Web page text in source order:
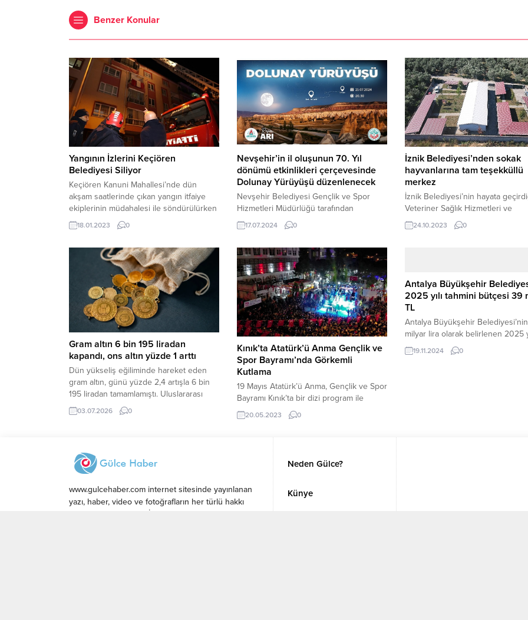
Benzer Konular
Yangının İzlerini Keçiören
Belediyesi Siliyor
Keçiören Kanuni Mahallesi’nde dün
akşam saatlerinde çıkan yangın itfaiye
ekiplerinin müdahalesi ile söndürülürken
olay yerine ilk gelenlerden Keçiören
Belediye Başkanı Turgut Altınok
geçmiş olsun dileklerini ileten Altınok
temizlik ve bakım konusunda
vatandaşlara destek verileceğini söyledi.
Bunun üzerine Keçiören Belediyesi
temizlik ekipleri dairelerde oluşan
tahribatın izlerini...
18.01.2023 0
Nevşehir’in il oluşunun 70. Yıl
dönümü etkinlikleri çerçevesinde
Dolunay Yürüyüşü düzenlenecek
Nevşehir Belediyesi Gençlik ve Spor
Hizmetleri Müdürlüğü tarafından
düzenlenen ‘Dolunay Yürüyüşü’ 21
Temmuz 2024 Pazar akşamı
17.07.2024 0
İznik Belediyesi’nden sokak
hayvanlarına tam teşekküllü
merkez
İznik Belediyesi’nin hayata
Veteriner Sağlık Hizmetleri ve
Rehabilitasyon Merkezinde Sokak
hayvanlarına tam teşekküllü hizmet
edilmesi, tedavi sürecinin takibi,
sahiplendirme ve yeniden doğaya
salınması gibi hizmetler veriliyor.
Rehabilitasyon Merkezi, modern
24.10.2023 0
Gram altın 6 bin 195 liradan
kapandı, ons altın yüzde 1 arttı
Dün yükseliş eğiliminde hareket eden
gram altın, günü yüzde 2,4 artışla 6 bin
195 liradan tamamlamıştı. Uluslararası
piyasalarda altının ons fiyatı da yüzde 1
artarak 4 bin 165 dolara çıktı. Piyasada
Çeyrek altın 10 bin 318 liradan,
cumhuriyet...
03.07.2026 0
Kınık’ta Atatürk’ü Anma Gençlik ve
Spor Bayramı’nda Görkemli
Kutlama
19 Mayıs Atatürk’ü Anma, Gençlik ve Spor
Bayramı Kınık’ta bir dizi program ile
coşkuyla kutlandı. 19 Mayıs Atatürk’ü
Anma, Gençlik ve Spor Bayramı kutlama
Konağı önünde Atatürk Anıtına çelenk
sunma töreni ile başladı. Kınık Kaymakamı
Abdurrahman Çelebi, Kınık Belediye
Başkanı Dr. Sadık Doğruer ve ilçe
protokolünün...
20.05.2023 0
Antalya Büyükşehir
2025 yılı tahmini bütçesi 39
TL
Antalya Büyükşehir
milyar lira olarak belirlenen 2025
taslak bütçesi Büyükşehir
birliği ile kabul edildi. 19 Kasım
19.11.2024 0
www.gulcehaber.com internet sitesinde yayınlanan
yazı, haber, video ve fotoğrafların her türlü hakkı
Neden Gülce?
Künye